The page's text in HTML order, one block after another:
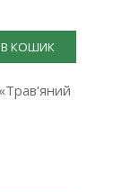
В КОШИК